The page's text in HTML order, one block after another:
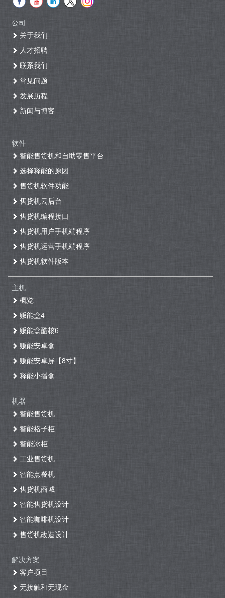
公司
关于我们
人才招聘
联系我们
常见问题
发展历程
新闻与博客
软件
智能售货机和自助零售平台
选择释能的原因
售货机软件功能
售货机云后台
售货机编程接口
售货机用户手机端程序
售货机运营手机端程序
售货机软件版本
主机
概览
贩能盒4
贩能盒酷核6
贩能安卓盒
贩能安卓屏【8寸】
释能小播盒
机器
智能售货机
智能格子柜
智能冰柜
工业售货机
智能点餐机
售货机商城
智能售货机设计
智能咖啡机设计
售货机改造设计
解决方案
客户项目
无接触和无现金